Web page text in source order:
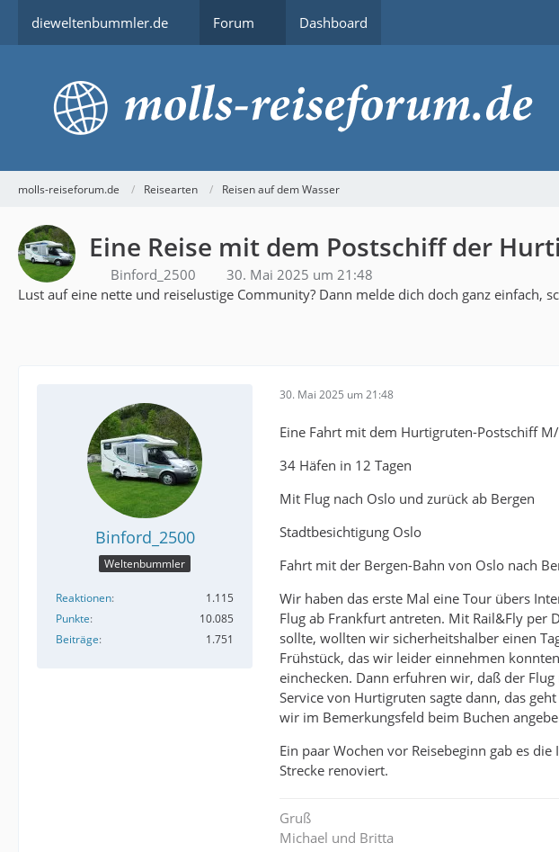
dieweltenbummler.de Forum Dashboard
molls-reiseforum.de Reisearten Reisen auf dem Wasser
Eine Reise mit dem Postschiff der
Binford_2500
30. Mai 2025 um 21:48
Lust auf eine nette und reiselustige Community? Dann melde dich doch ganz
Binford_2500
Weltenbummler
Reaktionen
1.115
Punkte
10.085
Beiträge
1.751
30. Mai 2025 um 21:48
Eine Fahrt mit dem Hurtigruten-Postschiff
34 Häfen in 12 Tagen
Mit Flug nach Oslo und zurück ab Bergen
Stadtbesichtigung Oslo
Fahrt mit der Bergen-Bahn von Oslo nach
Wir haben das erste Mal eine Tour übers
Flug ab Frankfurt antreten. Mit Rail&Fly per
sollte, wollten wir sicherheitshalber einen
Frühstück, das wir leider einnehmen
einchecken. Dann erfuhren wir, daß der
Service von Hurtigruten sagte dann, das
wir im Bemerkungsfeld beim Buchen
Ein paar Wochen vor Reisebeginn gab es
Strecke renoviert.
Gruß
Michael und Britta